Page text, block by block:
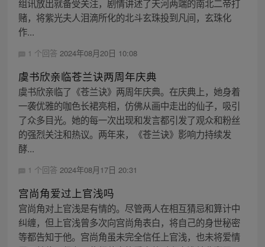
组讯放出就备受关注，剧情讲述了天河两端的南北二帝打
赌，将紫光夫人泪滴所化的北斗玄珠投到凡间，玄珠化
作...
1 个回答 2024年08月20日 10:08
虞书欣亲临苍兰诀两周年庆典
虞书欣亲临了《苍兰诀》两周年庆典。在庆典上，她身着
一袭优雅的咖色长裙亮相，仿佛从画中走出的仙子，吸引
了众多目光。她的每一次出现和发言都引发了观众和粉丝
的强烈关注和热议。两年来，《苍兰诀》影响力持续发
酵...
1 个回答 2024年08月17日 20:31
宫尚角爱过上官浅吗
宫尚角对上官浅是有情的。尽管两人在相互猜忌和算计中
纠缠，但上官浅曾多次向宫尚角表白，将自己的身世秘密
等都告知于他。宫尚角虽未完全信任上官浅，也未将爱情